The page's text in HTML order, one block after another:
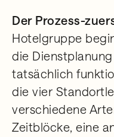
Der Prozess-
Hotelgruppe
die
tatsächlich
die vier
verschiedene
Zeitblöcke, eine